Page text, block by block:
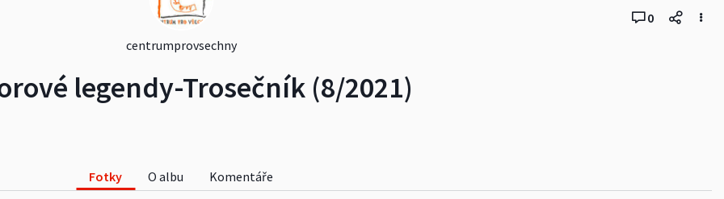
centrumprovsechny
legendy-Trosečník (8/2021)
0
Fotky O albu Komentáře